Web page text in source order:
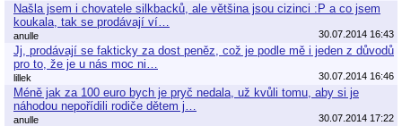
Našla jsem i chovatele silkbacků, ale většina jsou cizinci :P a co jsem
koukala, tak se prodávají ví…
anulle 30.07.2014 16:43
Jj, prodávají se fakticky za dost peněz, což je podle mě i jeden z důvodů
pro to, že je u nás moc ni…
lillek 30.07.2014 16:46
Méně jak za 100 euro bych je pryč nedala, už kvůli tomu, aby si je
náhodou nepořídili rodiče dětem j…
anulle 30.07.2014 17:22